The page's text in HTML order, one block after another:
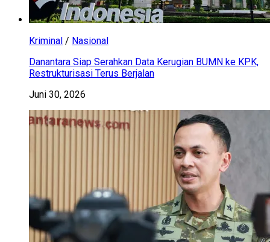
Kriminal / Nasional
Danantara Siap Serahkan Data Kerugian BUMN ke KPK,
Restrukturisasi Terus Berjalan
Juni 30, 2026